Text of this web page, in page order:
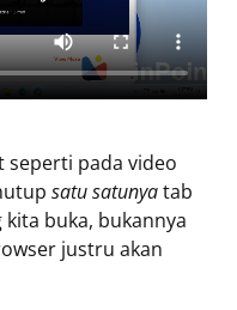
seperti pada video
satu satunyatab
buka, bukannya
justru akan